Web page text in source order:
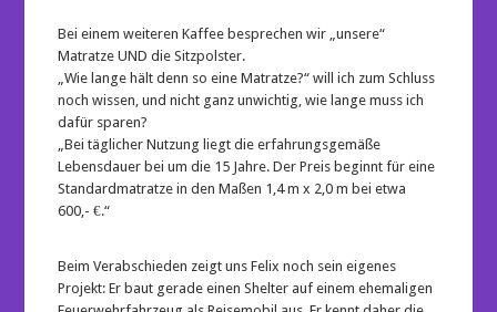
Bei einem weiteren Kaffee besprechen wir „unsere“
Matratze UND die Sitzpolster.
„Wie lange hält denn so eine Matratze?“ will ich zum Schluss
noch wissen, und nicht ganz unwichtig, wie lange muss ich
dafür sparen?
„Bei täglicher Nutzung liegt die erfahrungsgemäße
Lebensdauer bei um die 15 Jahre. Der Preis beginnt für eine
Standardmatratze in den Maßen 1,4 m x 2,0 m bei etwa
600,- €.“
Beim Verabschieden zeigt uns Felix noch sein eigenes
Projekt: Er baut gerade einen Shelter auf einem ehemaligen